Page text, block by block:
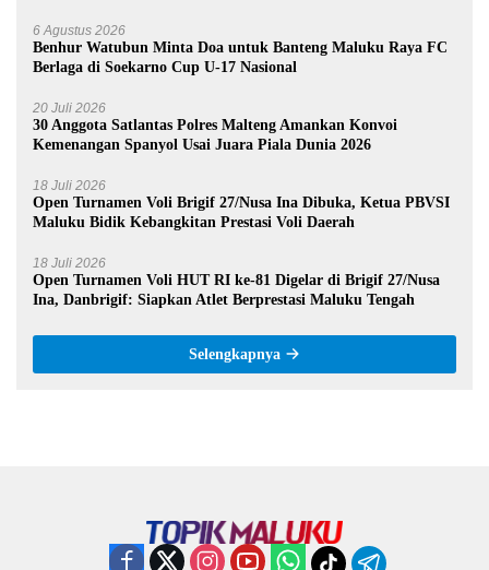
6 Agustus 2026
Benhur Watubun Minta Doa untuk Banteng Maluku Raya FC
Berlaga di Soekarno Cup U-17 Nasional
20 Juli 2026
30 Anggota Satlantas Polres Malteng Amankan Konvoi
Kemenangan Spanyol Usai Juara Piala Dunia 2026
18 Juli 2026
Open Turnamen Voli Brigif 27/Nusa Ina Dibuka, Ketua PBVSI
Maluku Bidik Kebangkitan Prestasi Voli Daerah
18 Juli 2026
Open Turnamen Voli HUT RI ke-81 Digelar di Brigif 27/Nusa
Ina, Danbrigif: Siapkan Atlet Berprestasi Maluku Tengah
Selengkapnya